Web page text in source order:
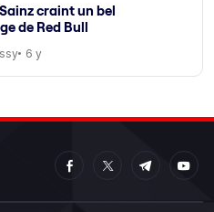
craint un bel
de Red Bull
6 y